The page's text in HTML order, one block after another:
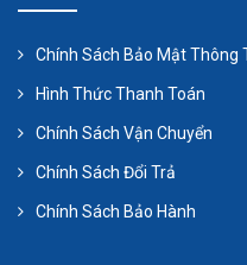
có một số điểm quan
hiệu suất hoạt động
vận hành. Dưới đây là
Chính Sách Bảo Mật Thông
Hình Thức Thanh Toán
Chính Sách Vận Chuyển
Chính Sách Đổi Trả
Chính Sách Bảo Hành